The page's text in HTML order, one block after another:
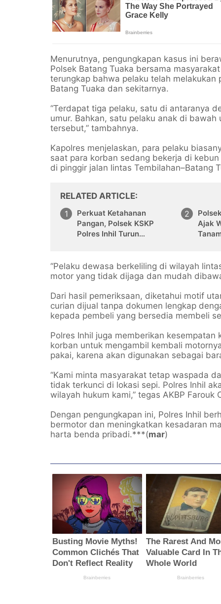
Menurutnya, pengungkapan kasus ini
Polsek Batang Tuaka bersama
terungkap bahwa pelaku telah
Batang Tuaka dan sekitarnya.
“Terdapat tiga pelaku, satu di antaranya
umur. Bahkan, satu pelaku anak di
tersebut,” tambahnya.
Kapolres menjelaskan, para pelaku
saat para korban sedang bekerja di
di pinggir jalan lintas Tembilahan–Batang
RELATED ARTICLE
Perkuat Ketahanan
Pangan, Polsek KSKP
Polres Inhil Turun
Ajak
“Pelaku dewasa berkeliling di wilayah
motor yang tidak dijaga dan mudah
Dari hasil pemeriksaan, diketahui motif
curian dijual tanpa dokumen lengkap
kepada pembeli yang bersedia membeli
Polres Inhil juga memberikan
korban untuk mengambil kembali
pakai, karena akan digunakan sebagai
“Kami minta masyarakat tetap waspada
tidak terkunci di lokasi sepi. Polres Inhil
wilayah hukum kami,” tegas AKBP Farouk
Dengan pengungkapan ini, Polres Inhil
bermotor dan meningkatkan kesadaran
harta benda pribadi.***(mar)